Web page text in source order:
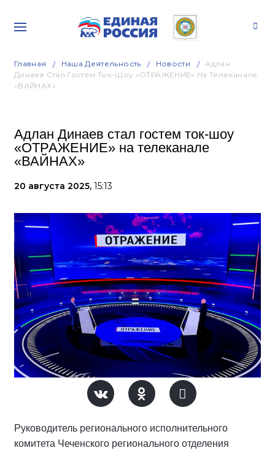
Главная Наша Деятельность Новости
Адлан
Динаев Стал Гостем Ток-Шоу «ОТРАЖЕНИЕ» На Телеканале
«ВАЙНАХ»
Адлан Динаев стал гостем ток-шоу
«ОТРАЖЕНИЕ» на телеканале
«ВАЙНАХ»
20 августа 2025, 15:13
Руководитель регионального исполнительного
комитета Чеченского регионального отделения